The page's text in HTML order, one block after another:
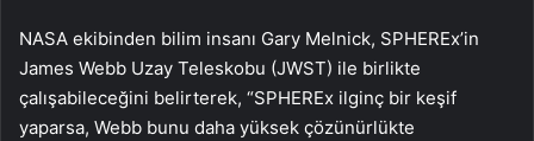
NASA ekibinden bilim insanı Gary Melnick, SPHEREx’in
James Webb Uzay Teleskobu (JWST) ile birlikte
çalışabileceğini belirterek, “SPHEREx ilginç bir keşif
yaparsa, Webb bunu daha yüksek çözünürlükte